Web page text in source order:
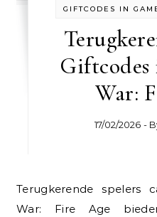
GIFTCODES IN
Giftcodes
War:
17/02/2026 -
Terugkerende spelers cadeaucodes in Game of
War: Fire Age